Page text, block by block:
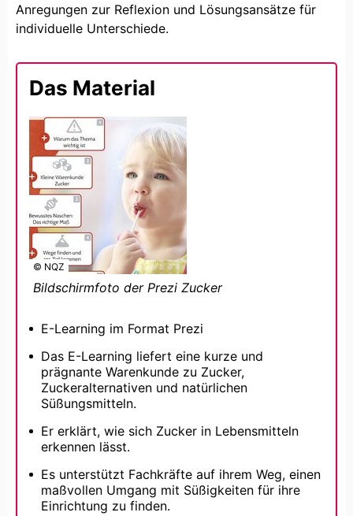
Anregungen zur Reflexion und Lösungsansätze für
individuelle Unterschiede.
Das Material
© NQZ
Bildschirmfoto der Prezi Zucker
E-Learning im Format Prezi
Das E-Learning liefert eine kurze und
prägnante Warenkunde zu Zucker,
Zuckeralternativen und natürlichen
Süßungsmitteln.
Er erklärt, wie sich Zucker in Lebensmitteln
erkennen lässt.
Es unterstützt Fachkräfte auf ihrem Weg, einen
maßvollen Umgang mit Süßigkeiten für ihre
Einrichtung zu finden.